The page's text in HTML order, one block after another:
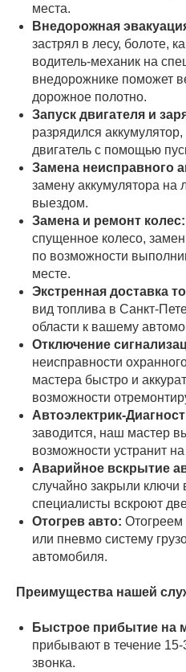
места.
Внедорожная
застрял в лесу, болоте,
водитель-механик на
внедорожнике поможет
дорожное полотно.
Запуск двигателя и
разрядился
двигатель с помощью
Замена неисправного
замену аккумулятора
выездом.
Замена и ремонт колес:
спущенное колесо,
по возможности
месте.
Экстренная доставка
вид топлива в Санкт-
области к вашему
Отключение
неисправности
мастера быстро и
возможности
Автоэлектрик-
заводится, наш мастер
возможности устранит
Аварийное вскрытие
случайно закрыли
специалисты вскроют
Отогрев авто:
или пневмо систему
автомобиля.
Преимущества нашей
Быстрое прибытие на
прибывают в течение
звонка.